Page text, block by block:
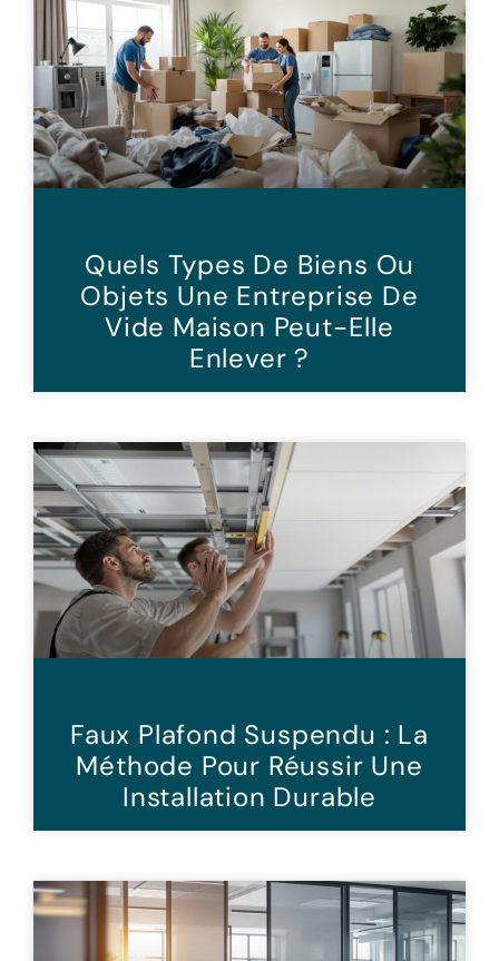
Quels Types De Biens Ou
Objets Une Entreprise De
Vide Maison Peut-Elle
Enlever ?
Faux Plafond Suspendu : La
Méthode Pour Réussir Une
Installation Durable